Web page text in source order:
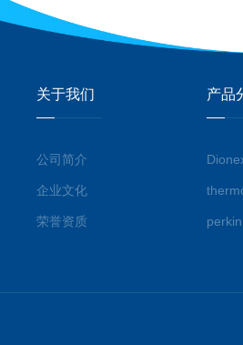
关于我们
公司简介
企业文化
荣誉资质
产品